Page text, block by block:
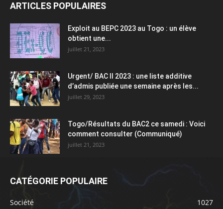
ARTICLES POPULAIRES
Exploit au BEPC 2023 au Togo : un élève
obtient une...
juillet 21, 2023
Urgent/ BAC II 2023 : une liste additive
d’admis publiée une semaine après les...
juillet 29, 2023
Togo/Résultats du BAC2 ce samedi : Voici
comment consulter (Communiqué)
juillet 21, 2023
CATÉGORIE POPULAIRE
Société
1027